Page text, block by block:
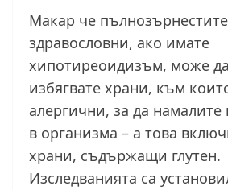
Макар че
здравословни, ако имате
хипотиреоидизъм, може
избягвате храни, към
алергични, за да намалите
в организма – а това
храни, съдържащи глутен.
Изследванията са